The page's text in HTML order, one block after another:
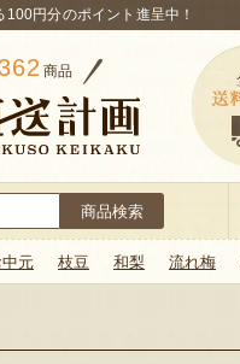
円分のポイント進呈中！
商品
中元 枝豆 和梨 流れ梅